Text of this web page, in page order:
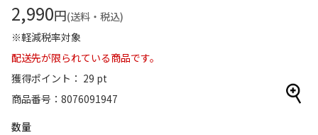
2,990円(送料・税込)
※軽減税率対象
配送先が限られている商品です。
獲得ポイント： 29 pt
商品番号
8076091947
数量